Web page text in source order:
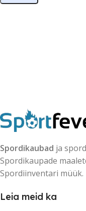
Spordikaubad ja
Spordikaupade
Spordiinventari müük.
Leia meid ka